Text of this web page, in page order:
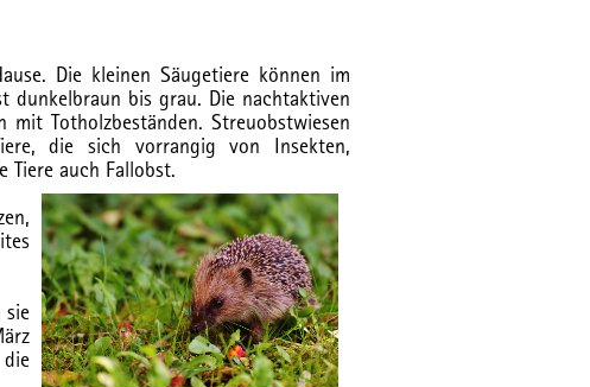
Die kleinen Säugetiere können im
dunkelbraun bis grau. Die nachtaktiven
mit Totholzbeständen. Streuobstwiesen
die sich vorrangig von Insekten,
Tiere auch Fallobst.
sie